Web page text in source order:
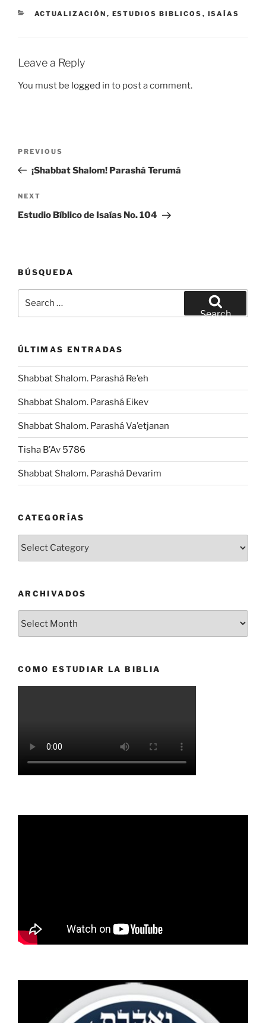
CATEGORIES
ACTUALIZACIÓN , ESTUDIOS BIBLICOS , ISAÍAS
Leave a Reply
You must be logged in to post a comment.
Previous
Post
PREVIOUS
¡Shabbat Shalom! Parashá Terumá
Next
Post
NEXT
Estudio Bíblico de Isaías No. 104
BÚSQUEDA
Search
ÚLTIMAS ENTRADAS
Shabbat Shalom. Parashá Re’eh
Shabbat Shalom. Parashá Eikev
Shabbat Shalom. Parashá Va’etjanan
Tisha B’Av 5786
Shabbat Shalom. Parashá Devarim
CATEGORÍAS
Categorías
ARCHIVADOS
COMO ESTUDIAR LA BIBLIA